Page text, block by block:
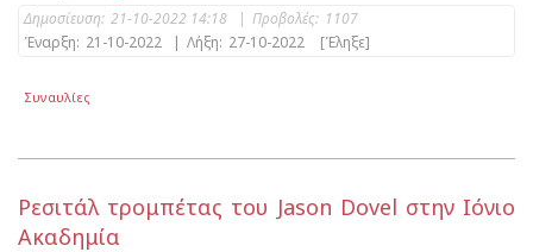
Δημοσίευση: 21-10-2022 14:18 | Προβολές: 1107
Έναρξη: 21-10-2022 | Λήξη: 27-10-2022 [Έληξε]
Συναυλίες
Ρεσιτάλ τρομπέτας του Jason Dovel στην Ιόνιο
Ακαδημία